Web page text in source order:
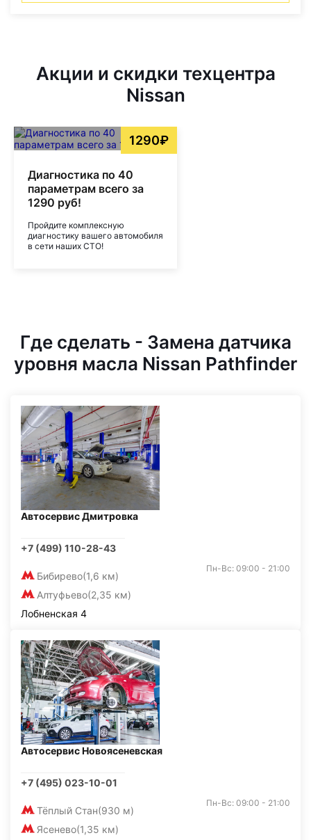
Акции и скидки техцентра
Nissan
1290₽
Диагностика по 40
параметрам всего за
1290 руб!
Пройдите комплексную
диагностику вашего автомобиля
в сети наших СТО!
Где сделать - Замена датчика
уровня масла Nissan Pathfinder
Автосервис Дмитровка
+7 (499) 110-28-43
Бибирево(1,6 км)
Алтуфьево(2,35 км)
Пн-Вс: 09:00 - 21:00
Лобненская 4
Автосервис Новоясеневская
+7 (495) 023-10-01
Тёплый Стан(930 м)
Ясенево(1,35 км)
Пн-Вс: 09:00 - 21:00